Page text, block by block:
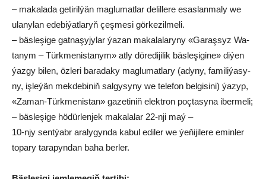
– ma­ka­la­da ge­ti­ril­ýän mag­lu­mat­lar de­lil­le­re esas­lan­ma­ly we
ula­ny­lan ede­bi­ýat­la­ryň çeş­me­si gör­ke­zil­me­li.
– bäs­le­şi­ge gat­na­şy­jy­lar ýa­zan ma­ka­la­la­ry­ny «Ga­raş­syz Wa­
ta­nym – Türk­me­nis­ta­nym» at­ly dö­re­di­ji­lik bäs­le­şi­gi­ne» di­ýen
ýaz­gy bi­len, öz­le­ri ba­ra­da­ky mag­lu­mat­la­ry (ady­ny, fa­mi­li­ýa­sy­
ny, iş­le­ýän mek­de­bi­niň sal­gy­sy­ny we te­le­fon bel­gi­si­ni) ýa­zyp,
«Za­man-Türk­me­nis­tan» ga­ze­ti­niň elekt­ron poç­ta­sy­na iber­me­li;
– bäs­le­şi­ge hö­dür­len­jek ma­ka­la­lar 22-nji ma­ý­ –
10-njy sent­ýabr aralygynda ka­bul edi­ler we ýeňijilere emin­ler
to­pa­ry ta­ra­pyn­dan baha berler.